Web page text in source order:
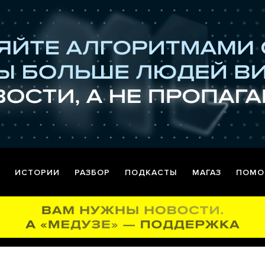
ИСТОРИИ РАЗБОР ПОДКАСТЫ МАГАЗ